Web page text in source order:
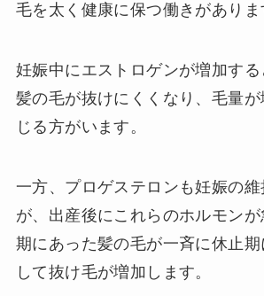
毛を太く健康に保つ働きがありま
妊娠中にエストロゲンが増加する
髪の毛が抜けにくくなり、毛量
じる方がいます。
一方、プロゲステロンも妊娠の
が、出産後にこれらのホルモン
期にあった髪の毛が一斉に休止期
して抜け毛が増加します。